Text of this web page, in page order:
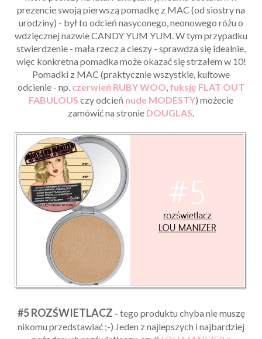
prezencie swoją pierwszą pomadkę z MAC (od siostry na
urodziny) - był to odcień nasyconego, neonowego różu o
wdzięcznej nazwie CANDY YUM YUM. W tym przypadku
stwierdzenie - mała rzecz a cieszy - sprawdza się idealnie,
więc konkretna pomadka może okazać się strzałem w 10!
Pomadki z MAC (praktycznie wszystkie, kultowe
odcienie - np. czerwień RUBY WOO fuksję FLAT OUT
FABULOUS czy odcień nude MODESTY) możecie
zamówić na stronie DOUGLAS
#5 ROZŚWIETLACZ - tego produktu chyba nie muszę
nikomu przedstawiać ;-) Jeden z najlepszych i najbardziej